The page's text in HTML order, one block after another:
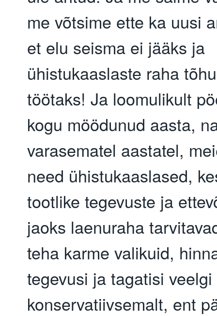
me võtsime ette ka uusi
et elu seisma ei jääks ja
ühistukaaslaste raha
töötaks! Ja loomulikult
kogu möödunud aasta,
varasematel aastatel,
need ühistukaaslased,
tootlike tegevuste ja
jaoks laenuraha
teha karme valikuid,
tegevusi ja tagatisi veelgi
konservatiivsemalt, ent